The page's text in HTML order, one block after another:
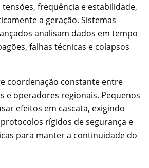
frequência e estabilidade,
a geração. Sistemas
analisam dados em tempo
falhas técnicas e colapsos
coordenação constante entre
e operadores regionais. Pequenos
efeitos em cascata, exigindo
rígidos de segurança e
para manter a continuidade do